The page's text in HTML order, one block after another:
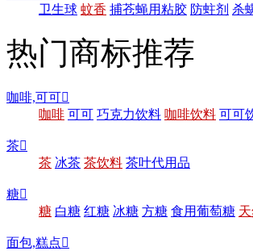
卫生球 蚊香 捕苍蝇用粘胶 防蛀剂 杀
热门商标推荐
咖啡,可可
咖啡 可可 巧克力饮料 咖啡饮料 可可
茶
茶 冰茶 茶饮料 茶叶代用品
糖
糖 白糖 红糖 冰糖 方糖 食用葡萄糖
面包,糕点